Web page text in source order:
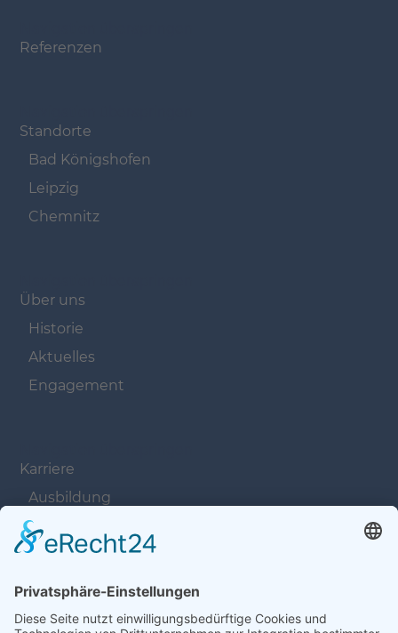
Referenzen
Standorte
Bad Königshofen
Leipzig
Chemnitz
Über uns
Historie
Aktuelles
Engagement
Karriere
Ausbildung
Offene Stellen
Navigation überspringen
Kontakt